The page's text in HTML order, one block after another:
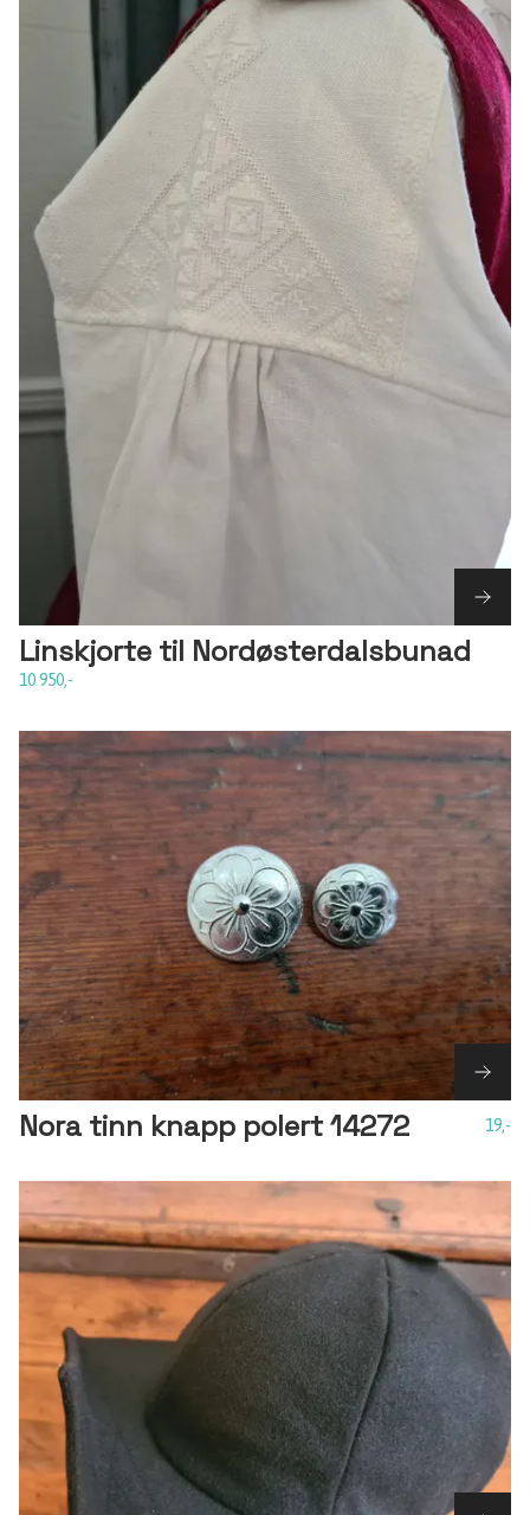
Linskjorte til Nordøsterdalsbunad
10 950,-
Nora tinn knapp polert 14272 19,-